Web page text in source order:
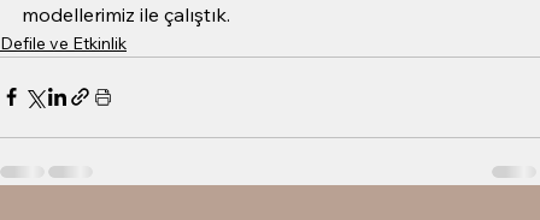
modellerimiz ile çalıştık.
Defile ve Etkinlik